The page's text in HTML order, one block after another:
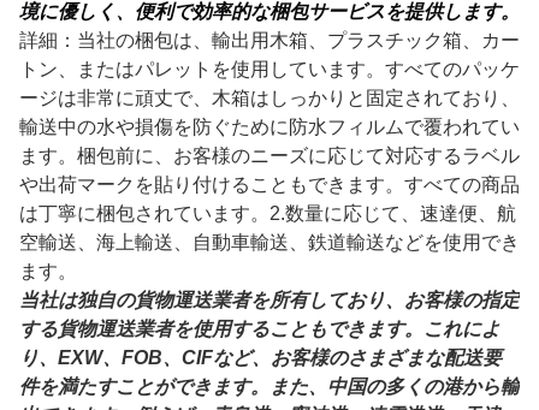
1商品の安全性をより確実に確保するために、専門的で環
境に優しく、便利で効率的な梱包サービスを提供します。
詳細：当社の梱包は、輸出用木箱、プラスチック箱、カー
トン、またはパレットを使用しています。すべてのパッケ